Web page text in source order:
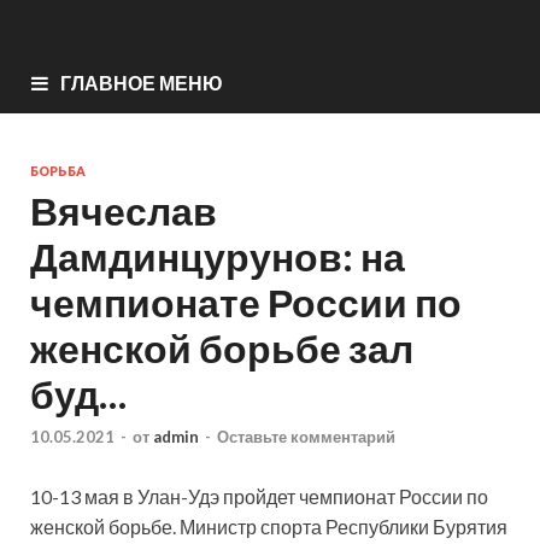
ГЛАВНОЕ МЕНЮ
БОРЬБА
Вячеслав
Дамдинцурунов: на
чемпионате России по
женской борьбе зал
буд…
10.05.2021 - от admin - Оставьте комментарий
10-13 мая в Улан-Удэ пройдет чемпионат России по
женской борьбе. Министр спорта Республики Бурятия